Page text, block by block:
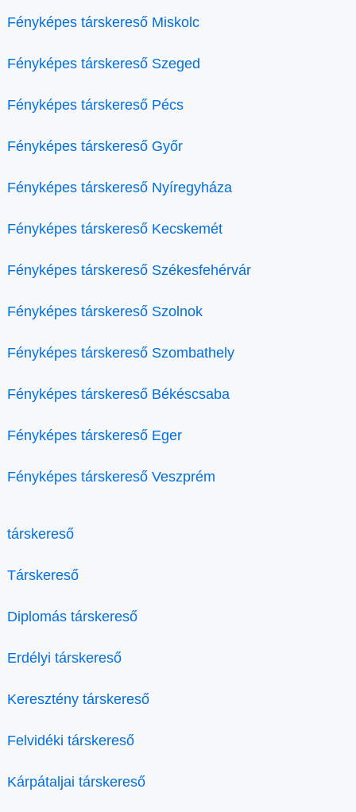
Fényképes társkereső Miskolc
Fényképes társkereső Szeged
Fényképes társkereső Pécs
Fényképes társkereső Győr
Fényképes társkereső Nyíregyháza
Fényképes társkereső Kecskemét
Fényképes társkereső Székesfehérvár
Fényképes társkereső Szolnok
Fényképes társkereső Szombathely
Fényképes társkereső Békéscsaba
Fényképes társkereső Eger
Fényképes társkereső Veszprém
társkereső
Társkereső
Diplomás társkereső
Erdélyi társkereső
Keresztény társkereső
Felvidéki társkereső
Kárpátaljai társkereső